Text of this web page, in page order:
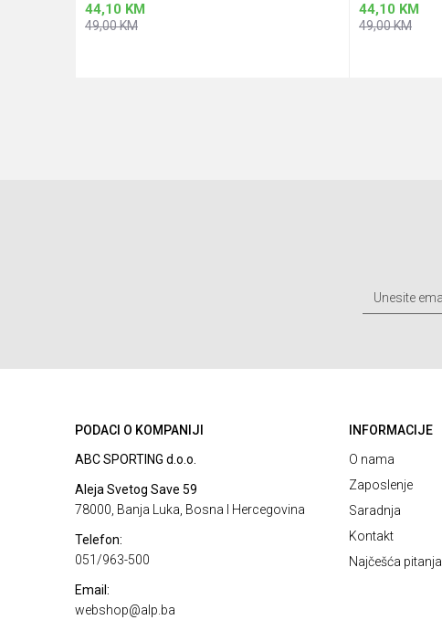
44,10 KM
49,00KM
44,10 KM
49,00KM
PODACI O KOMPANIJI
ABC SPORTING d.o.o.
Aleja Svetog Save 59
78000, Banja Luka, Bosna I Hercegovina
Telefon:
051/963-500
Email:
webshop@alp.ba
INFORMACIJE
O nama
Zaposlenje
Saradnja
Kontakt
Najčešća pitanja